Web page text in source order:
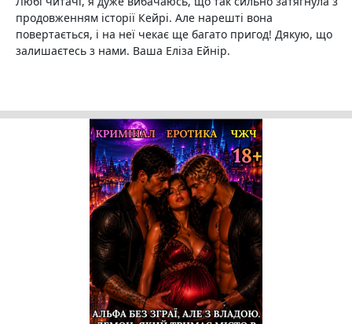
продовженням історії Кейрі. Але нарешті вона
повертається, і на неї чекає ще багато пригод! Дякую, що
залишаєтесь з нами. Ваша Еліза Ейнір.